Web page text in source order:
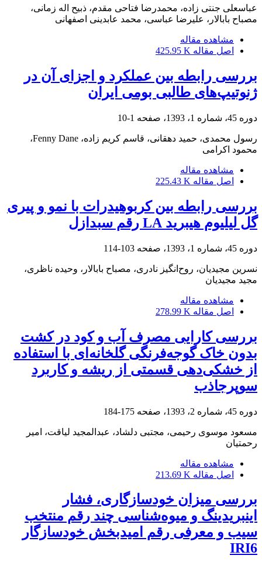
عباسعلی جنتی زاده، محمدرضا فتاحی مقدم، ذبیح اله زمانی،
مصباح بابالار، علیرضا عباسی، محمد عابدینی اصفهانی
مشاهده مقاله
اصل مقاله 425.95 K
بررسی رابطه بین عملکرد و اجزای آن در
ژنوتیپ‌های طالبی بومی ایران
دوره 45، شماره 1، 1393، صفحه 1-10
رسول محمدی، حمید دهقانی، قاسم کریم زاده، Fenny Dane،
محمود اکرامی
مشاهده مقاله
اصل مقاله 225.43 K
بررسی رابطه بین کربوهیدرات با نمو و پیری
گل لیلیوم هیبرید LA رقم سبدازل
دوره 45، شماره 1، 1393، صفحه 103-114
نسرین مجیدیان، روح‌انگیز نادری، مصباح بابالار، وحیده ناظری،
مجید مجیدیان
مشاهده مقاله
اصل مقاله 278.99 K
بررسی کارایی مصرف آب و کود در کشت
بدون خاک گوجه‌‏‌فرنگی گلخانه‏‌ای با استفاده
از خشکی‏‌دهی قسمتی از ریشه و کاربرد
سوپرجاذب
دوره 45، شماره 2، 1393، صفحه 175-184
مسعود موسوی رحیمی، مجتبی دلشاد، عبدالمجید لیاقت، امیر
رحمتیان
مشاهده مقاله
اصل مقاله 213.69 K
بررسی میزان خودسازگاری، فشار
اینبریدینگ و میوه‌شناسی چند رقم منتخب
سیب و معرفی رقم امیدبخش خودسازگار
IRI6